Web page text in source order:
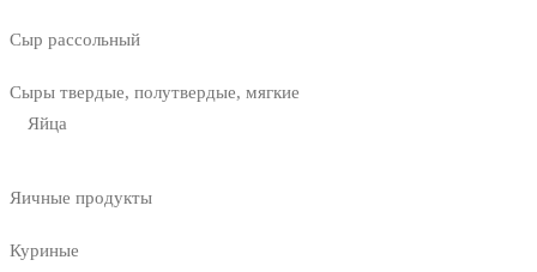
Сыр рассольный
Сыры твердые, полутвердые, мягкие
Яйца
Яичные продукты
Куриные